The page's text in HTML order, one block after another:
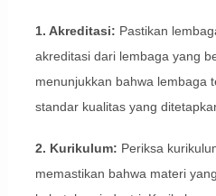
1. Akreditasi: Pastikan
akreditasi dari lembaga yang
menunjukkan bahwa lembaga
standar kualitas yang
2. Kurikulum: Periksa
memastikan bahwa materi